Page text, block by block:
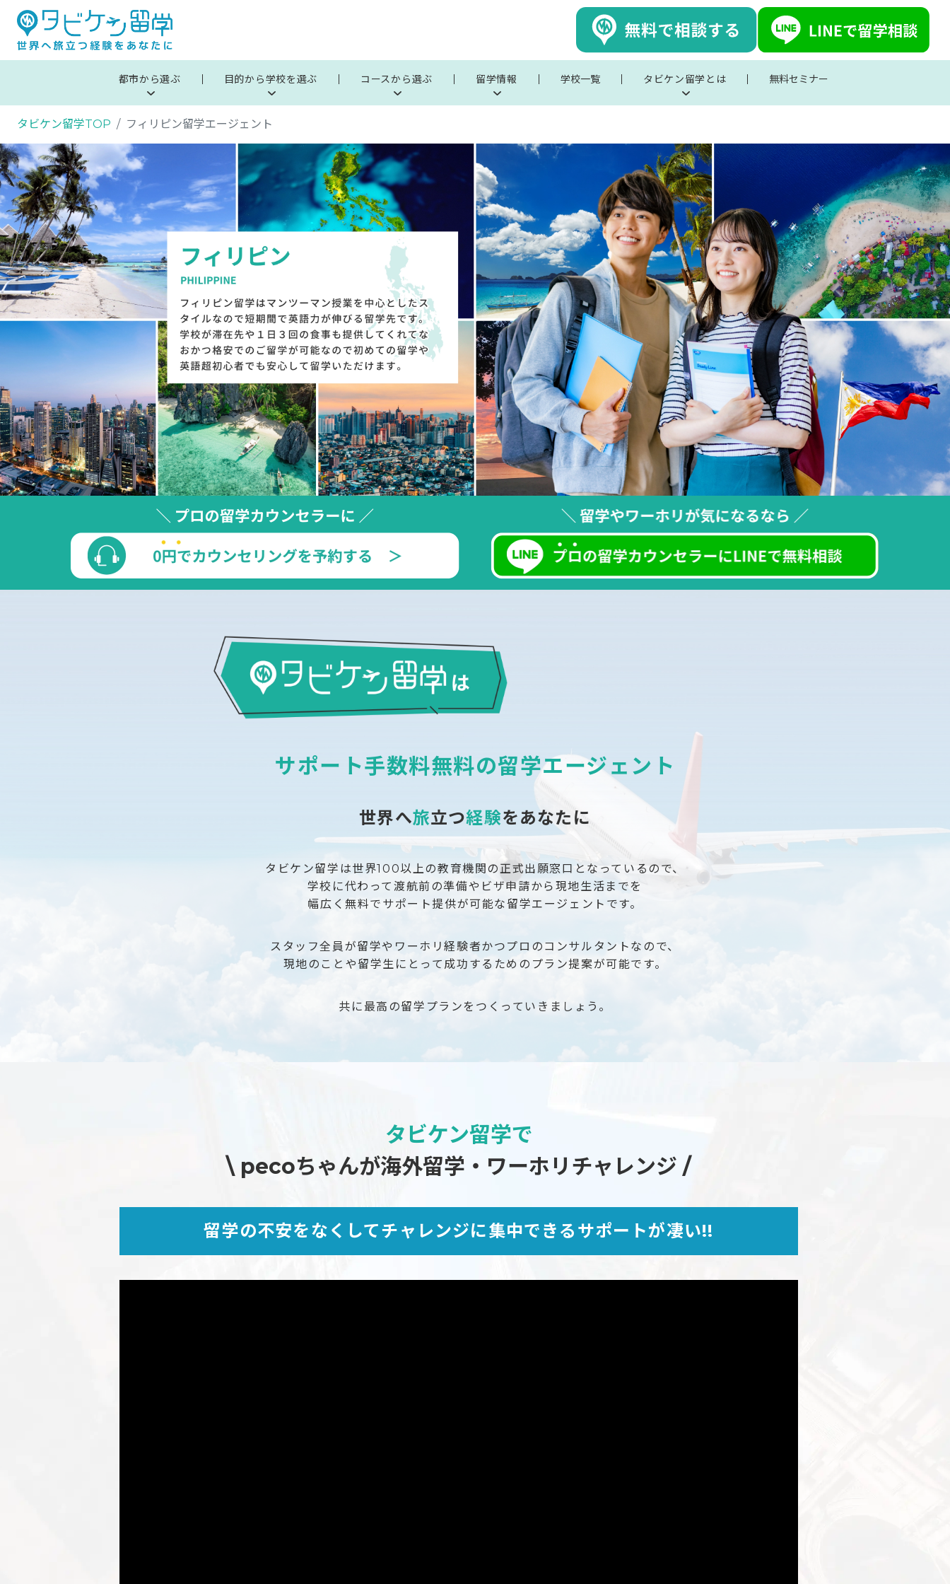
都市から選ぶ 目的から学校を選ぶ コースから選ぶ 留学情報 学校一覧 タビケン留学とは 無料セミナー
タビケン留学TOP フィリピン留学エージェント
サポート手数料無料の留学エージェント
世界へ旅立つ経験をあなたに
タビケン留学は世界100以上の教育機関の正式出願窓口となっているので、
学校に代わって渡航前の準備やビザ申請から現地生活までを
幅広く無料でサポート提供が可能な留学エージェントです。
スタッフ全員が留学やワーホリ経験者かつプロのコンサルタントなので、
現地のことや留学生にとって成功するためのプラン提案が可能です。
共に最高の留学プランをつくっていきましょう。
タビケン留学で
\ pecoちゃんが海外留学・ワーホリチャレンジ /
留学の不安をなくしてチャレンジに集中できるサポートが凄い!!